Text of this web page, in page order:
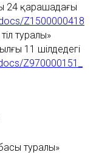
24 қарашадағы
Z1500000418
туралы»
11 шiлдедегі
Z970000151_
туралы»